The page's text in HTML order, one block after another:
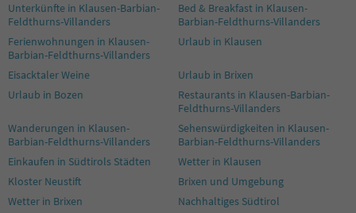
Unterkünfte in Klausen-Barbian-
Feldthurns-Villanders
Bed & Breakfast in Klausen-
Barbian-Feldthurns-Villanders
Ferienwohnungen in Klausen-
Barbian-Feldthurns-Villanders
Urlaub in Klausen
Eisacktaler Weine
Urlaub in Brixen
Urlaub in Bozen
Restaurants in Klausen-Barbian-
Feldthurns-Villanders
Wanderungen in Klausen-
Barbian-Feldthurns-Villanders
Sehenswürdigkeiten in Klausen-
Barbian-Feldthurns-Villanders
Einkaufen in Südtirols Städten
Wetter in Klausen
Kloster Neustift
Brixen und Umgebung
Wetter in Brixen
Nachhaltiges Südtirol